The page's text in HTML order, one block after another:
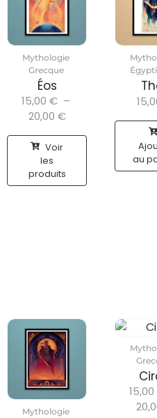
Mythologie
Grecque
Éos
15,00 € –
20,00 €
Voir
les
produits
au
Mythologie
15,00